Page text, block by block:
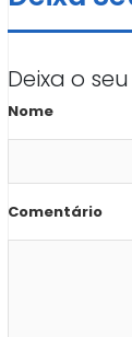
Deixa o
Nome
Comentário